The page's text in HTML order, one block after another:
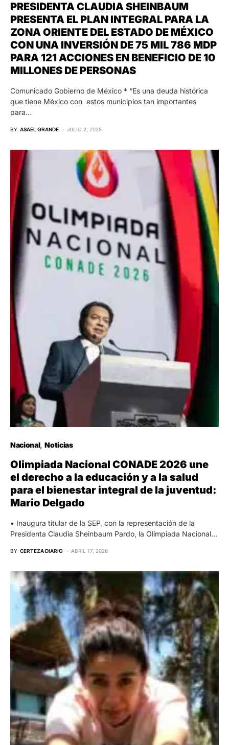
PRESIDENTA CLAUDIA SHEINBAUM
PRESENTA EL PLAN INTEGRAL PARA LA
ZONA ORIENTE DEL ESTADO DE MÉXICO
CON UNA INVERSIÓN DE 75 MIL 786 MDP
PARA 121 ACCIONES EN BENEFICIO DE 10
MILLONES DE PERSONAS
Comunicado Gobierno de México * “Es una deuda histórica
que tiene México con estos municipios tan importantes
para…
BY ASAEL GRANDE JULIO 2, 2025
Nacional Noticias
Olimpiada Nacional CONADE 2026 une
el derecho a la educación y a la salud
para el bienestar integral de la juventud:
Mario Delgado
• Inaugura titular de la SEP, con la representación de la
Presidenta Claudia Sheinbaum Pardo, la Olimpiada Nacional…
BY CERTEZA DIARIO ABRIL 17, 2026